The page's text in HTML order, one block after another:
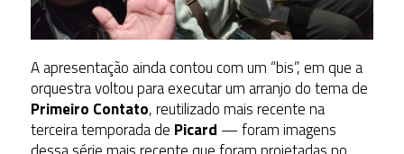
A apresentação ainda contou com um “bis”, em que a
orquestra voltou para executar um arranjo do tema de
Primeiro Contato, reutilizado mais recente na
terceira temporada de Picard — foram imagens